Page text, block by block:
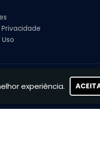
experiência.